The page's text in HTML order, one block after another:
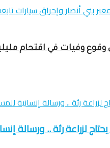
وقوع وفيات في اقتحام
لزراعة رئة .. ورسالة